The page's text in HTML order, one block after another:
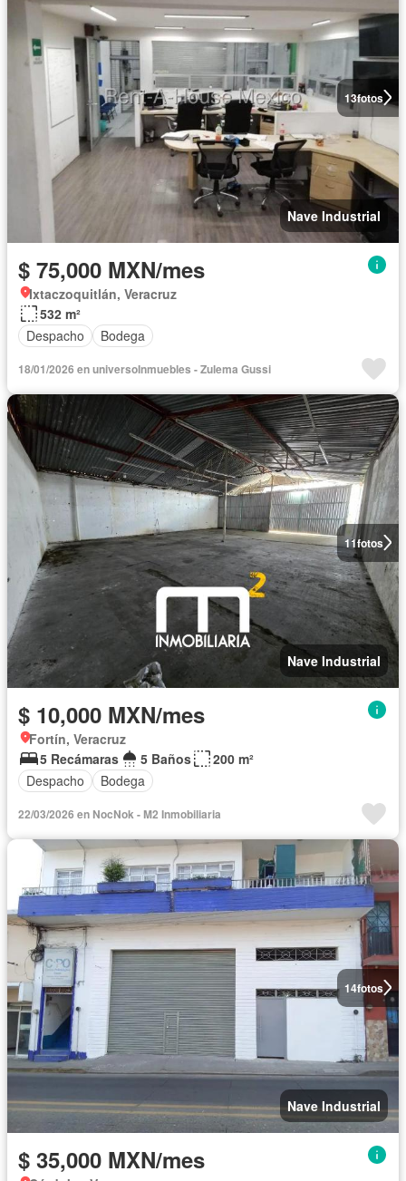
13fotos
Nave Industrial
$ 75,000 MXN/mes
Ixtaczoquitlán, Veracruz
532 m²
Despacho
Bodega
18/01/2026 en universoInmuebles - Zulema Gussi
11fotos
Nave Industrial
$ 10,000 MXN/mes
Fortín, Veracruz
5 Recámaras
5 Baños
200 m²
Despacho
Bodega
22/03/2026 en NocNok - M2 Inmobiliaria
14fotos
Nave Industrial
$ 35,000 MXN/mes